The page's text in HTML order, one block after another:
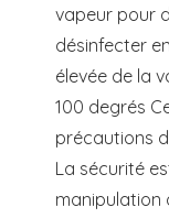
vapeur pour
désinfecter
élevée de la
100 degrés
précautions
La sécurité
manipulation